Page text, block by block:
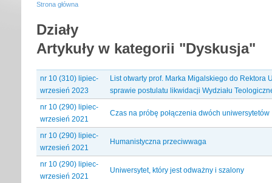
Strona główna
Działy
Artykuły w kategorii "Dyskusja"
nr 10 (310) lipiec-
wrzesień 2023
List otwarty prof. Marka Migalskiego do Rektora
sprawie postulatu likwidacji Wydziału
nr 10 (290) lipiec-
wrzesień 2021
Czas na próbę połączenia dwóch uniwersytetów
nr 10 (290) lipiec-
wrzesień 2021
Humanistyczna przeciwwaga
nr 10 (290) lipiec-
wrzesień 2021
Uniwersytet, który jest odważny i szalony